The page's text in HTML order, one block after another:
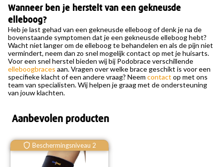
Wanneer ben je herstelt van een gekneusde
elleboog?
Heb je last gehad van een gekneusde elleboog of denk je na de
bovenstaande symptomen dat je een gekneusde elleboog hebt?
Wacht niet langer om de elleboog te behandelen en als de pijn niet
vermindert, neem dan zo snel mogelijk contact op met je huisarts.
Voor een snel herstel bieden wij bij Podobrace verschillende
elleboogbracesaan. Vragen over welke brace geschikt is voor een
specifieke klacht of een andere vraag? Neemcontactop met ons
team van specialisten. Wij helpen je graag met de ondersteuning
van jouw klachten.
Aanbevolen producten
Beschermingsniveau 2